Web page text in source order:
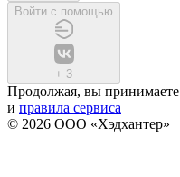
Войти с помощью
+ 3
Продолжая, вы принимаете
и правила сервиса
© 2026 ООО «Хэдхантер»